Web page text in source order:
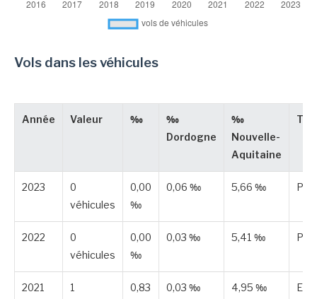
Vols dans les véhicules
Année Valeur ‰
‰
Dordogne
‰
Nouvelle-
Aquitaine
2023
0
véhicules
0,00
‰
0,06 ‰ 5,66 ‰
2022
0
véhicules
0,00
‰
0,03 ‰ 5,41 ‰
2021
1
0,83
0,03 ‰ 4,95 ‰